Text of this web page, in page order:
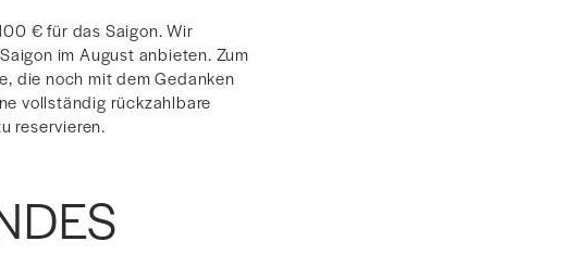
€ für das Saigon. Wir
im August anbieten. Zum
die noch mit dem Gedanken
vollständig rückzahlbare
reservieren.